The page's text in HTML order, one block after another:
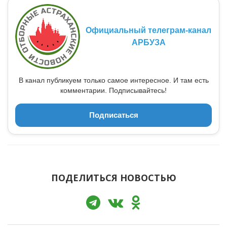
Официальный телеграм-канал
АРБУЗА
В канал публикуем только самое интересное. И там есть
комментарии. Подписывайтесь!
Подписаться
ПОДЕЛИТЬСЯ НОВОСТЬЮ